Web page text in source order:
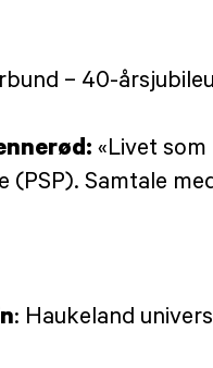
– 40-
«Livet
Samtale
: Haukeland